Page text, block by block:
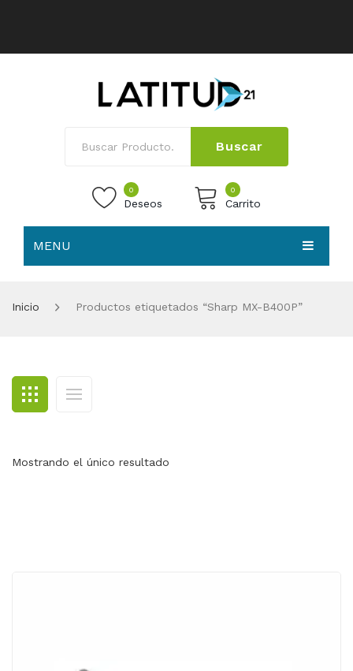
Buscar
0
Deseos
0
Carrito
MENU
BLOG
CONTACTO
Inicio Productos etiquetados “Sharp MX-B400P”
Mostrando el único resultado